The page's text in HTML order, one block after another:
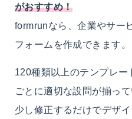
がおすすめ！
formrunなら、企業やサー
フォームを作成できます。
120種類以上のテンプレ
ごとに適切な設問が揃っ
少し修正するだけでデザ